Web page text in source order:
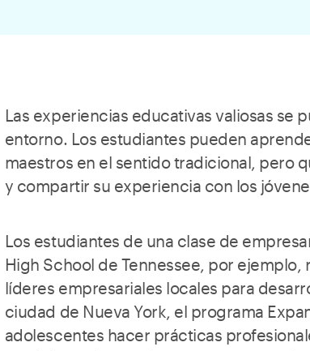
Las experiencias educativas valiosas se
entorno. Los estudiantes pueden
maestros en el sentido tradicional, pero
y compartir su experiencia con los
Los estudiantes de una clase de
High School de Tennessee, por
líderes empresariales locales para
ciudad de Nueva York, el programa
adolescentes hacer prácticas